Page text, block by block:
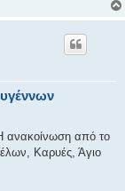
από το
Καρυές, Άγιο